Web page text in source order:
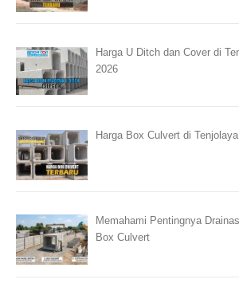
Harga U Ditch dan Cover di
2026
Harga Box Culvert di
Memahami Pentingnya
Box Culvert